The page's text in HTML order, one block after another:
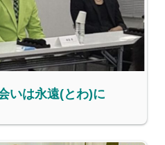
いは永遠(とわ)に